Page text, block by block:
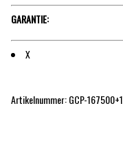
GARANTIE:
X
Artikelnummer: GCP-